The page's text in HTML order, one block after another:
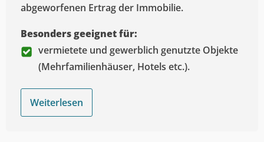
abgeworfenen Ertrag der Immobilie.
Besonders geeignet für:
vermietete und gewerblich genutzte Objekte
(Mehrfamilienhäuser, Hotels etc.).
Weiterlesen